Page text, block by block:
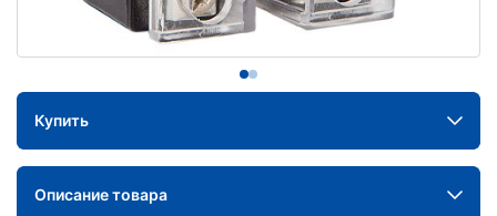
Купить
Описание товара